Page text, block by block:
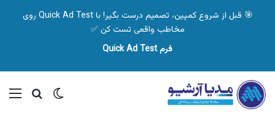
🎯 قبل از شروع کمپین، تصمیم درست بگیر! با Quick Ad Test روی
مخاطب واقعی تست کن ✅
فرم Quick Ad Test
تغییر پوسته